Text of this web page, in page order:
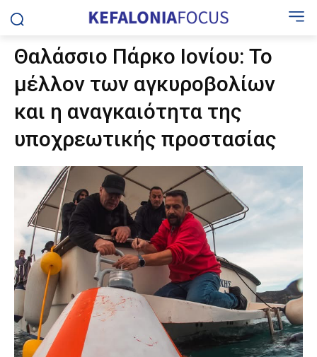
Θαλάσσιο Πάρκο Ιονίου: Το
μέλλον των αγκυροβολίων
και η αναγκαιότητα της
υποχρεωτικής προστασίας